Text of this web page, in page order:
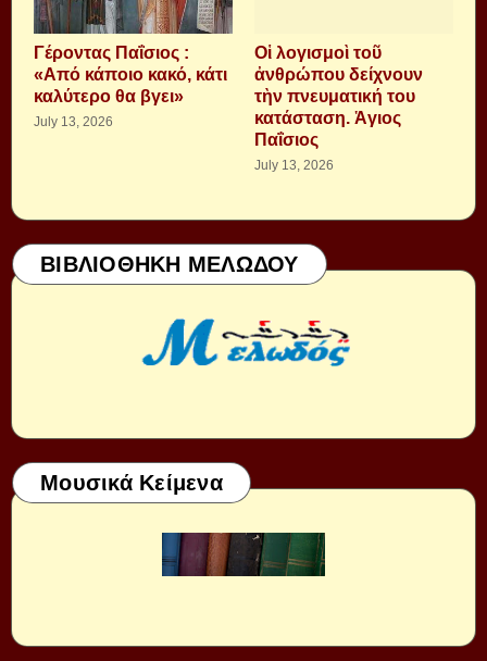
Γέροντας Παΐσιος :
«Από κάποιο κακό, κάτι
καλύτερο θα βγει»
July 13, 2026
Οἱ λογισμοὶ τοῦ
ἀνθρώπου δείχνουν
τὴν πνευματική του
κατάσταση. Ἁγιος
Παΐσιος
July 13, 2026
ΒΙΒΛΙΟΘΗΚΗ ΜΕΛΩΔΟΥ
Μουσικά Κείμενα